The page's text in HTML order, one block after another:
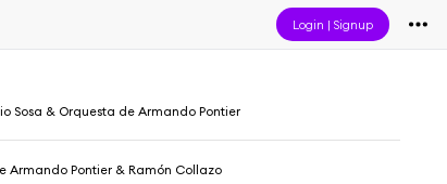
Login |Signup
Sosa & Orquesta de Armando Pontier
Armando Pontier & Ramón Collazo